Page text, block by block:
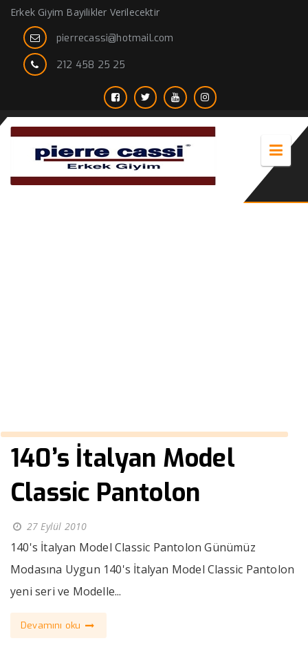
Erkek Giyim Bayilikler Verilecektir
pierrecassi@hotmail.com
212 458 25 25
140’s İtalyan Model
Classic Pantolon
27 Eylül 2010
140's İtalyan Model Classic Pantolon Günümüz
Modasına Uygun 140's İtalyan Model Classic Pantolon
yeni seri ve Modelle...
Devamını oku